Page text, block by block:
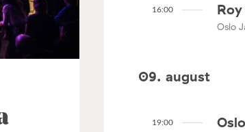
16:00
Oslo
09. august
19:00